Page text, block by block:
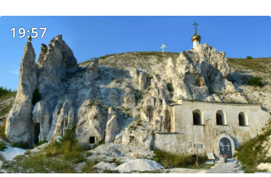
19:57